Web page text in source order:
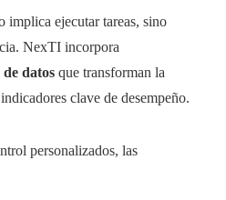
implica ejecutar tareas, sino
NexTI incorpora
datos que transforman la
clave de desempeño.
personalizados, las